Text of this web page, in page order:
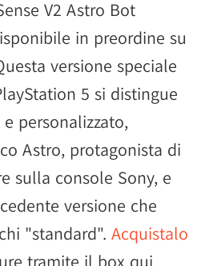
V2 Astro Bot
in preordine su
versione speciale
5 si distingue
personalizzato,
Astro, protagonista di
sulla console Sony, e
versione che
"standard". Acquistalo
tramite il box qui